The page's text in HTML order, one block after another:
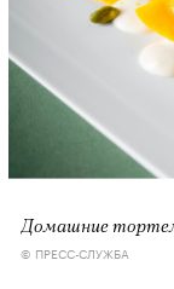
Домашние
© ПРЕСС-СЛУЖБА